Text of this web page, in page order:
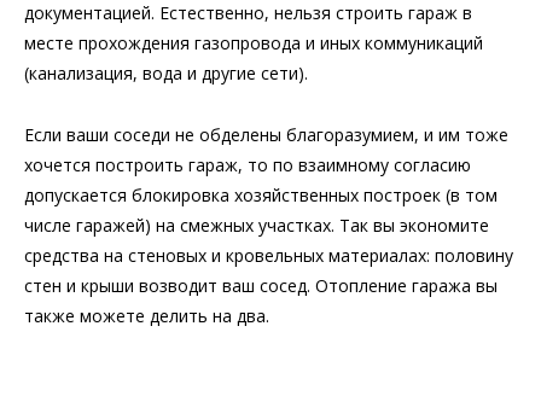
документацией. Естественно, нельзя строить гараж в
месте прохождения газопровода и иных коммуникаций
(канализация, вода и другие сети).
Если ваши соседи не обделены благоразумием, и им тоже
хочется построить гараж, то по взаимному согласию
допускается блокировка хозяйственных построек (в том
числе гаражей) на смежных участках. Так вы экономите
средства на стеновых и кровельных материалах: половину
стен и крыши возводит ваш сосед. Отопление гаража вы
также можете делить на два.